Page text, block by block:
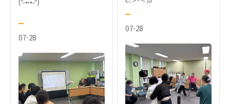
07-28
07-28